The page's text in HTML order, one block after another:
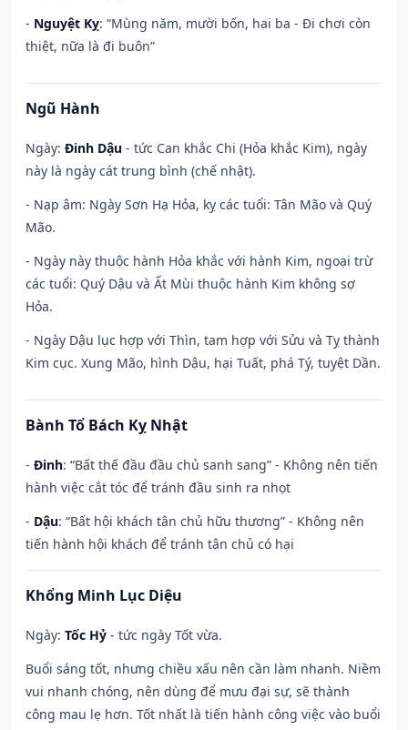
- Nguyệt Kỵ: “Mùng năm, mười bốn, hai ba - Đi chơi còn
thiệt, nữa là đi buôn”
Ngũ Hành
Ngày: Đinh Dậu - tức Can khắc Chi (Hỏa khắc Kim), ngày
này là ngày cát trung bình (chế nhật).
- Nạp âm: Ngày Sơn Hạ Hỏa, kỵ các tuổi: Tân Mão và Quý
Mão.
- Ngày này thuộc hành Hỏa khắc với hành Kim, ngoại trừ
các tuổi: Quý Dậu và Ất Mùi thuộc hành Kim không sợ
Hỏa.
- Ngày Dậu lục hợp với Thìn, tam hợp với Sửu và Tỵ thành
Kim cục. Xung Mão, hình Dậu, hại Tuất, phá Tý, tuyệt Dần.
Bành Tổ Bách Kỵ Nhật
- Đinh: “Bất thế đầu đầu chủ sanh sang” - Không nên tiến
hành việc cắt tóc để tránh đầu sinh ra nhọt
- Dậu: “Bất hội khách tân chủ hữu thương” - Không nên
tiến hành hội khách để tránh tân chủ có hại
Khổng Minh Lục Diệu
Ngày: Tốc Hỷ - tức ngày Tốt vừa.
Buổi sáng tốt, nhưng chiều xấu nên cần làm nhanh. Niềm
vui nhanh chóng, nên dùng để mưu đại sự, sẽ thành
công mau lẹ hơn. Tốt nhất là tiến hành công việc vào buổi